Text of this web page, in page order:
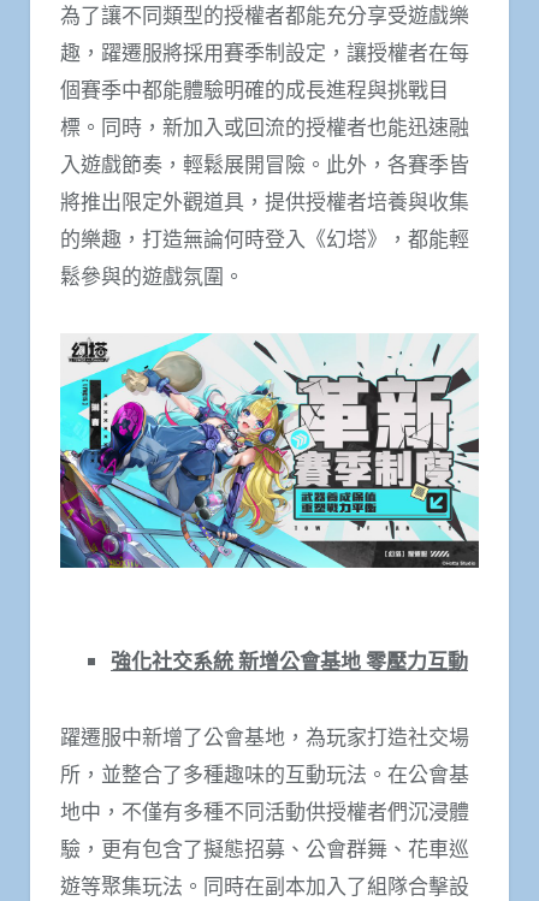
為了讓不同類型的授權者都能充分享受遊戲樂
趣，躍遷服將採用賽季制設定，讓授權者在每
個賽季中都能體驗明確的成長進程與挑戰目
標。同時，新加入或回流的授權者也能迅速融
入遊戲節奏，輕鬆展開冒險。此外，各賽季皆
將推出限定外觀道具，提供授權者培養與收集
的樂趣，打造無論何時登入《幻塔》，都能輕
鬆參與的遊戲氛圍。
強化社交系統 新增公會基地 零壓力互動
躍遷服中新增了公會基地，為玩家打造社交場
所，並整合了多種趣味的互動玩法。在公會基
地中，不僅有多種不同活動供授權者們沉浸體
驗，更有包含了擬態招募、公會群舞、花車巡
遊等聚集玩法。同時在副本加入了組隊合擊設